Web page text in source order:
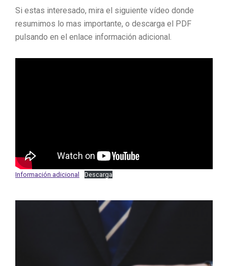
Si estas interesado, mira el siguiente vídeo donde
resumimos lo mas importante, o descarga el PDF
pulsando en el enlace información adicional.
Información adicional Descarga